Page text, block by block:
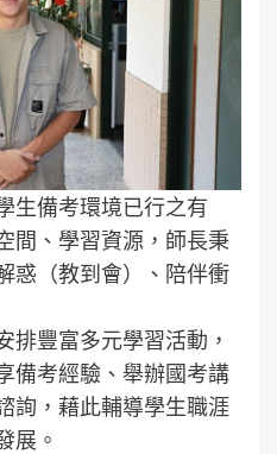
生備考環境已行之有
間、學習資源，師長秉
惑（教到會）、陪伴衝
排豐富多元學習活動，
備考經驗、舉辦國考講
詢，藉此輔導學生職涯
展。